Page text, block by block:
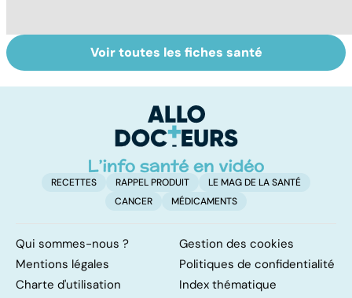
Tout savoir sur
les infections
Femmes :
comment
Voir toutes les fiches santé
RECETTES RAPPEL PRODUIT
LE MAG DE LA SANTÉ
CANCER
MÉDICAMENTS
Qui sommes-nous ?
Gestion des cookies
Mentions légales
Politiques de confidentialité
Charte d'utilisation
Index thématique